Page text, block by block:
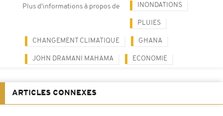
Plus d'informations à propos de INONDATIONS
PLUIES
CHANGEMENT CLIMATIQUE GHANA
JOHN DRAMANI MAHAMA ECONOMIE
ARTICLES CONNEXES